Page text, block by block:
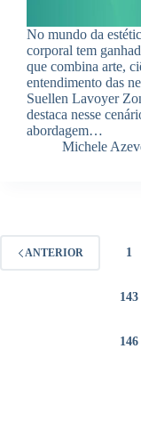
No mundo da
corporal tem
que combina arte,
entendimento das
Suellen Lavoyer
destaca nesse
abordagem…
Michele
ANTERIOR 1
143
146